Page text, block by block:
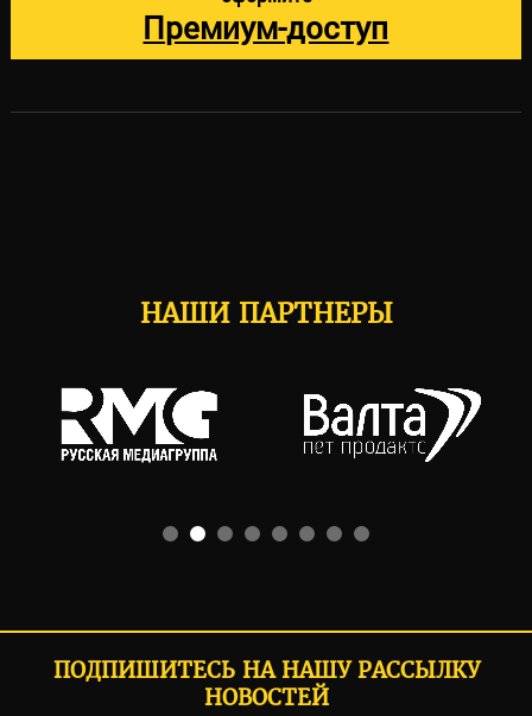
Премиум-доступ
НАШИ ПАРТНЕРЫ
ПОДПИШИТЕСЬ НА НАШУ РАССЫЛКУ
НОВОСТЕЙ